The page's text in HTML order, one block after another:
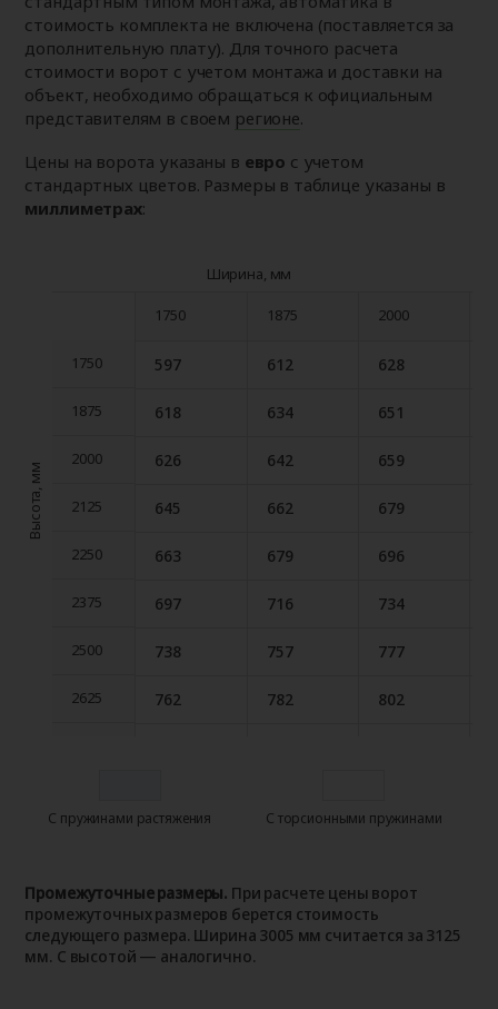
стоимость комплекта не включена (поставляется за
дополнительную плату). Для точного расчета
стоимости ворот с учетом монтажа и доставки на
объект, необходимо обращаться к официальным
представителям в своем регионе.
Цены на ворота указаны в евро с учетом
стандартных цветов. Размеры в таблице указаны в
миллиметрах:
Ширина, мм
Высота, мм
1750
1875
2000
2125
2250
2375
2500
2625
3125
3250
1750 1875 2000
1750 1875 2000
1750 597 612 628
1875 618 634 651
2000 626 642 659
2125 645 662 679
2250 663 679 696
2375 697 716 734
2500 738 757 777
2625 762 782 802
3125 880 903 927
3250 911 934 958
С пружинами растяжения С торсионными пружинами
Промежуточные размеры. При расчете цены ворот
промежуточных размеров берется стоимость
следующего размера. Ширина 3005 мм считается за 3125
мм. С высотой — аналогично.